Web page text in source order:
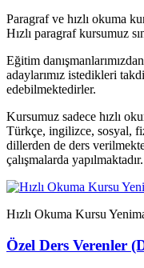
Paragraf ve hızlı okuma
Hızlı paragraf kursumuz
Eğitim
adaylarımız istedikleri
edebilmektedirler.
Kursumuz sadece hızlı
Türkçe, ingilizce, sosyal,
dillerden de ders
çalışmalarda yapılmaktadır.
Hızlı Okuma Kursu
Özel Ders Verenler